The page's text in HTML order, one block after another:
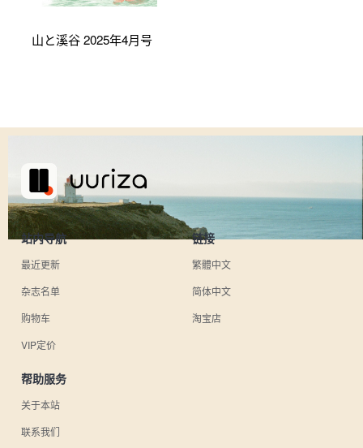
山と溪谷 2025年4月号
站内导航
最近更新
杂志名单
购物车
VIP定价
链接
繁體中文
简体中文
淘宝店
帮助服务
关于本站
联系我们